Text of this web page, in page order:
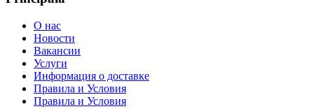
О нас
Новости
Вакансии
Услуги
Информация о доставке
Правила и Условия
Правила и Условия